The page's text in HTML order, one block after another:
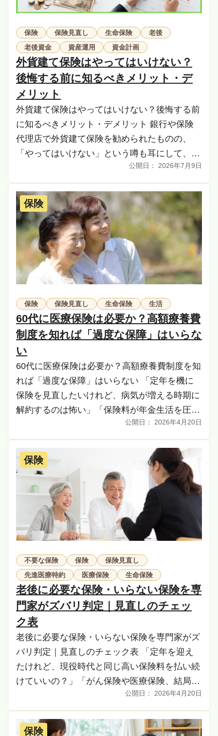
保険 保険見直し 生命保険
老後
老後資金
資産運用 資金計画
外貨建て保険はやってはいけない？
後悔する前に知るべきメリット・デ
メリット
外貨建て保険はやってはいけない？後悔する前
に知るべきメリット・デメリット 銀行や保険
代理店で外貨建て保険を勧められたものの、
「やってはいけない」という噂も耳にして、契
約を迷っている人もいるかもしれません。外貨
建て保険は、 […]
2026年7月9日
保険
保険 保険見直し 生命保険 生活
60代に医療保険は必要か？高額療養費
制度を知れば「過度な保障」はいらな
い
60代に医療保険は必要か？高額療養費制度を知
れば「過度な保障」はいらない 「定年を機に
保険を見直したいけれど、病気が増える時期に
解約するのは怖い」「保険料が年金生活を圧迫
している。でも無保険で入院したら破産するの
では？」 […]
2026年4月20日
保険
不要な保険 保険
保険見直し
先進医療特約
医療保険 生命保険
老後に必要な保険・いらない保険を専
門家がズバリ判定｜見直しのチェッ
ク表
老後に必要な保険・いらない保険を専門家がズ
バリ判定｜見直しのチェック表 「定年を迎え
たけれど、現役時代と同じ高い保険料を払い続
けていいの？」「がん保険や医療保険、結局ど
れが本当に役に立つの？」「『老後は保険がい
らない』と […]
2026年4月20日
保険